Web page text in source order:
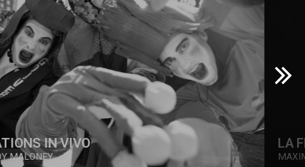
LA FRATRIE
MAXIM PARÉ FORTIN